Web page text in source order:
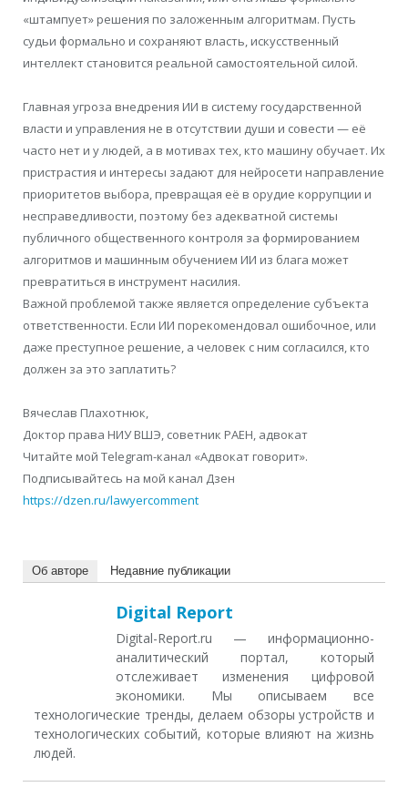
«штампует» решения по заложенным алгоритмам. Пусть
судьи формально и сохраняют власть, искусственный
интеллект становится реальной самостоятельной силой.
Главная угроза внедрения ИИ в систему государственной
власти и управления не в отсутствии души и совести — её
часто нет и у людей, а в мотивах тех, кто машину обучает. Их
пристрастия и интересы задают для нейросети направление
приоритетов выбора, превращая её в орудие коррупции и
несправедливости, поэтому без адекватной системы
публичного общественного контроля за формированием
алгоритмов и машинным обучением ИИ из блага может
превратиться в инструмент насилия.
Важной проблемой также является определение субъекта
ответственности. Если ИИ порекомендовал ошибочное, или
даже преступное решение, а человек с ним согласился, кто
должен за это заплатить?
Вячеслав Плахотнюк,
Доктор права НИУ ВШЭ, советник РАЕН, адвокат
Читайте мой Telegram-канал «Адвокат говорит».
Подписывайтесь на мой канал Дзен
https://dzen.ru/lawyercomment
Об авторе Недавние публикации
Digital Report
Digital-Report.ru — информационно-
аналитический портал, который
отслеживает изменения цифровой
экономики. Мы описываем все
технологические тренды, делаем обзоры устройств и
технологических событий, которые влияют на жизнь
людей.